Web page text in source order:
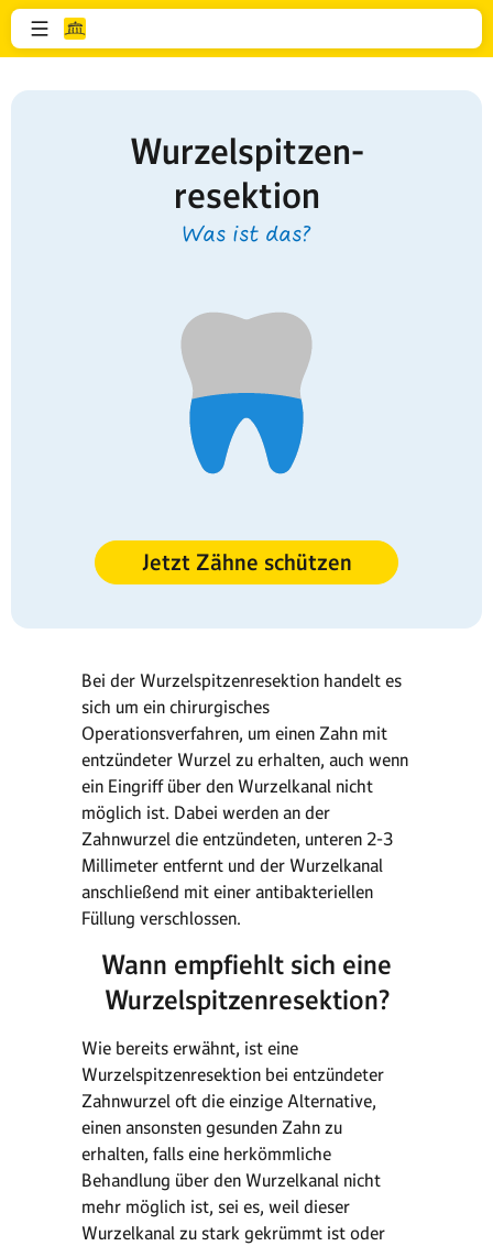
Wurzelspitzen-
resektion
Was ist das?
Jetzt Zähne schützen
Bei der Wurzelspitzenresektion handelt es
sich um ein chirurgisches
Operationsverfahren, um einen Zahn mit
entzündeter Wurzel zu erhalten, auch wenn
ein Eingriff über den Wurzelkanal nicht
möglich ist. Dabei werden an der
Zahnwurzel die entzündeten, unteren 2-3
Millimeter entfernt und der Wurzelkanal
anschließend mit einer antibakteriellen
Füllung verschlossen.
Wann empfiehlt sich eine
Wurzelspitzenresektion?
Wie bereits erwähnt, ist eine
Wurzelspitzenresektion bei entzündeter
Zahnwurzel oft die einzige Alternative,
einen ansonsten gesunden Zahn zu
erhalten, falls eine herkömmliche
Behandlung über den Wurzelkanal nicht
mehr möglich ist, sei es, weil dieser
Wurzelkanal zu stark gekrümmt ist oder